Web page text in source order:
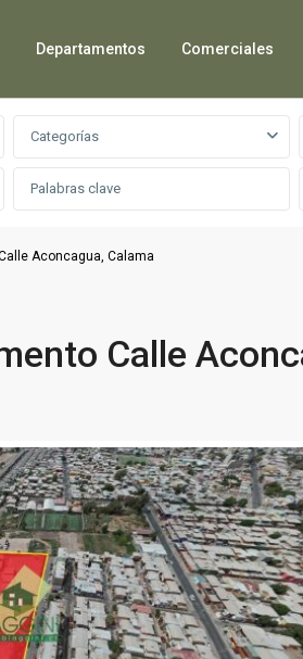
Departamentos Comerciales
Categorías
Aconcagua, Calama
Calle